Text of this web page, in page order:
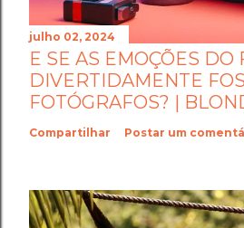
julho 02, 2024
E SE AS EMOÇÕES DO
DIVERTIDAMENTE
FOTÓGRAFOS? |
Compartilhar Postar um